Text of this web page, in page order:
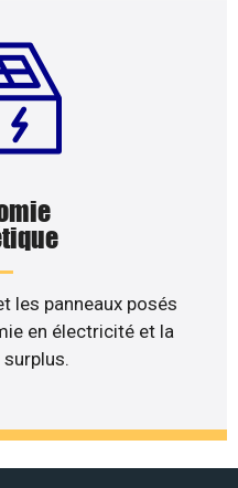
les panneaux posés
en électricité et la